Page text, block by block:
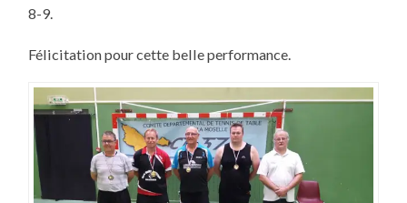
8-9.
Félicitation pour cette belle performance.